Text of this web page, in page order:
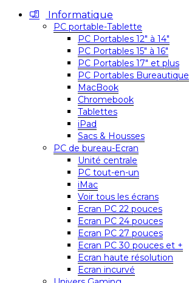
Informatique
PC portable-Tablette
PC Portables 12″ à 14″
PC Portables 15″ à 16″
PC Portables 17″ et plus
PC Portables Bureautique
MacBook
Chromebook
Tablettes
iPad
Sacs & Housses
PC de bureau-Ecran
Unité centrale
PC tout-en-un
iMac
Voir tous les écrans
Ecran PC 22 pouces
Ecran PC 24 pouces
Ecran PC 27 pouces
Ecran PC 30 pouces et +
Ecran haute résolution
Ecran incurvé